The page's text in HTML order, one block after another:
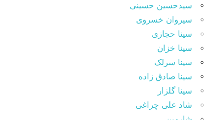
سیدحسین حسینی
سیروان خسروی
سینا حجازی
سینا خزان
سینا سرلک
سینا صادق زاده
سینا گلزار
شاد علی چراغی